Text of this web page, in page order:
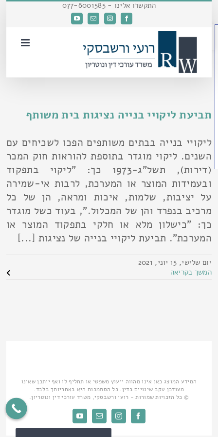
התקשרו אלינו - 077-6001585
Facebook
Instagramכתובת
דואר
YouTube
תביעת ליקויי בנייה נציגות בית משותף
ליקויי בנייה בבתים משותפים הפכו לשכיחים עם
השנים. ליקוי מוגדר בתוספת להוראות חוק המכר
(דירות), תשל"ג-1973 כך: "ליקוי בתפקוד
ובעמידות המוצר או המערכת, לרבות אי-שמירה
על יציבות, שלמות, איכות ומראה, הן של כל
מרכיב בנפרד והן של המכלול.", בעוד כשל מוגדר
כך: "כישלון מלא או חלקי בתפקוד המוצר או
המערכת". תביעת ליקויי בנייה של נציגות [...]
יום שלישי, 15 יוני, 2021
המשך בקריאה
המידע המוצג כאן אינו מהווה ייעוץ משפטי או תחליף לו ואף ייתכן שאינו
מעודכן עקב שינויים בדין. כל הסתמכות היא באחריותך בלבד.
© כל הזכויות שמורות - רועי ורשבסקי, משרד עורכי דין ונוטריון.
Facebook
Instagramכתובת
דואר
YouTube
פתח סרגל נגישות